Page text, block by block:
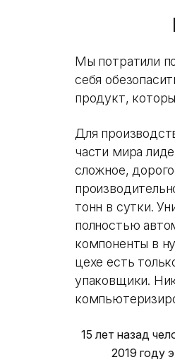
Мы потратили
себя
продукт,
Для
части мира
сложное,
тонн в сутки.
полностью
компоненты в
цехе есть
упаковщики.
15 лет назад
2019 году